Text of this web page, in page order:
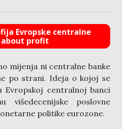
Evropske centralne
about profit
mijenja ni centralne banke
po strani. Ideja o kojoj se
Evropskoj centralnoj banci
višedecenijske poslovne
politike eurozone.